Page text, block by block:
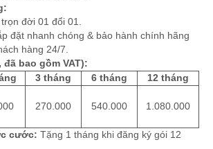
đời 01 đổi 01.
đặt nhanh chóng & bảo hành chính hãng
hàng 24/7.
bao gồm VAT):
3 tháng 6 tháng
12 tháng
270.000 540.000 1.080.000
cước: Tặng 1 tháng khi đăng ký gói 12